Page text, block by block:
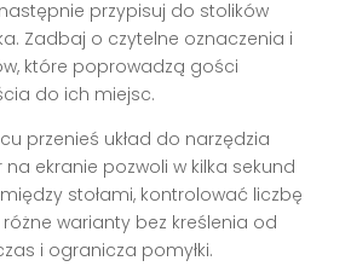
przypisuj do stolików
Zadbaj o czytelne oznaczenia i
które poprowadzą gości
do ich miejsc.
przenieś układ do narzędzia
ekranie pozwoli w kilka sekund
stołami, kontrolować liczbę
warianty bez kreślenia od
i ogranicza pomyłki.